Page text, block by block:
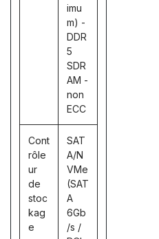
imu
m) -
DDR
5
SDR
AM -
non
ECC
Cont
rôle
ur
de
stoc
kag
e
SAT
A/N
VMe
(SAT
A
6Gb
/s /